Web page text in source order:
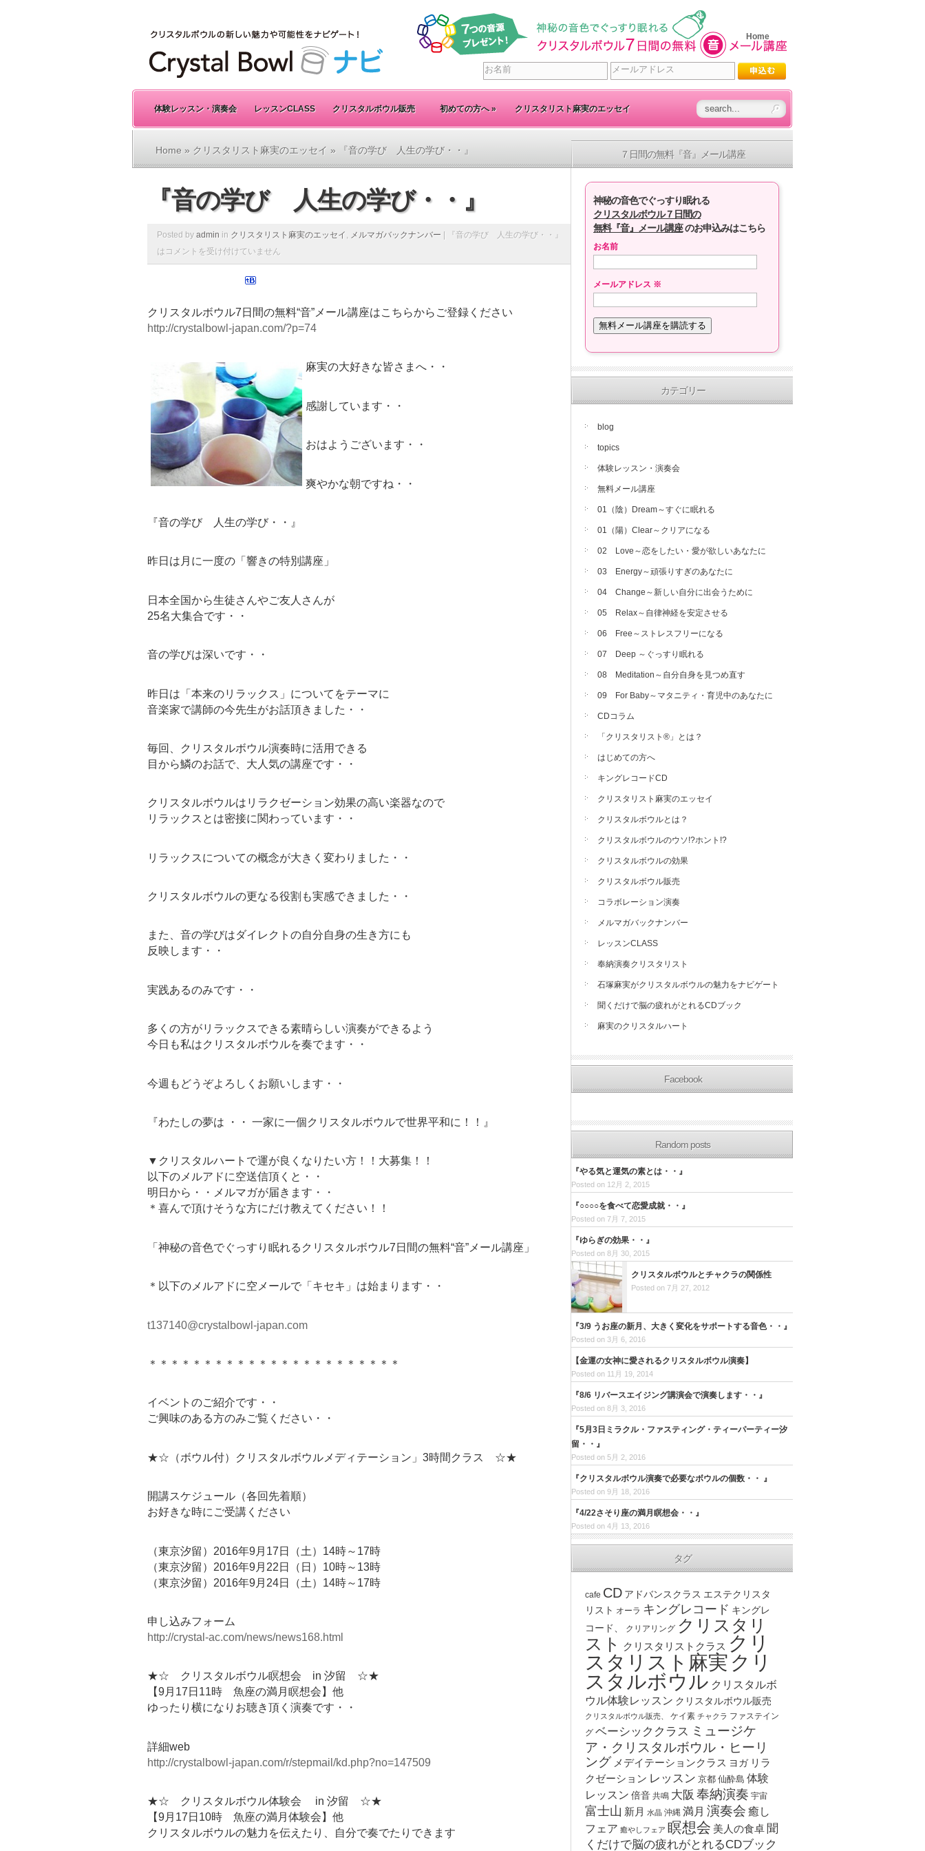
Home
体験レッスン・演奏会 レッスンCLASS クリスタルボウル販売 初めての方へ» クリスタリスト麻実のエッセイ
Home » クリスタリスト麻実のエッセイ » 『音の学び 人生の学び・・』
『音の学び 人生の学び・・』
Posted by admin in クリスタリスト麻実のエッセイ , メルマガバックナンバー
『音の学び 人生の学び・・』
は コメントを受け付けていません
クリスタルボウル7日間の無料“音”メール講座はこちらからご登録ください
http://crystalbowl-japan.com/?p=74
麻実の大好きな皆さまへ・・
感謝しています・・
おはようございます・・
爽やかな朝ですね・・
『音の学び 人生の学び・・』
昨日は月に一度の「響きの特別講座」
日本全国から生徒さんやご友人さんが
25名大集合です・・
音の学びは深いです・・
昨日は「本来のリラックス」についてをテーマに
音楽家で講師の今先生がお話頂きました・・
毎回、クリスタルボウル演奏時に活用できる
目から鱗のお話で、大人気の講座です・・
クリスタルボウルはリラクゼーション効果の高い楽器なので
リラックスとは密接に関わっています・・
リラックスについての概念が大きく変わりました・・
クリスタルボウルの更なる役割も実感できました・・
また、音の学びはダイレクトの自分自身の生き方にも
反映します・・
実践あるのみです・・
多くの方がリラックスできる素晴らしい演奏ができるよう
今日も私はクリスタルボウルを奏でます・・
今週もどうぞよろしくお願いします・・
『わたしの夢は ・・ 一家に一個クリスタルボウルで世界平和に！！』
▼クリスタルハートで運が良くなりたい方！！大募集！！
以下のメルアドに空送信頂くと・・
明日から・・メルマガが届きます・・
＊喜んで頂けそうな方にだけ教えてください！！
「神秘の音色でぐっすり眠れるクリスタルボウル7日間の無料“音”メール講座」
＊以下のメルアドに空メールで「キセキ」は始まります・・
t137140@crystalbowl-japan.com
＊＊＊＊＊＊＊＊＊＊＊＊＊＊＊＊＊＊＊＊＊＊＊
イベントのご紹介です・・
ご興味のある方のみご覧ください・・
★☆（ボウル付）クリスタルボウルメディテーション」3時間クラス ☆★
開講スケジュール（各回先着順）
お好きな時にご受講ください
（東京汐留）2016年9月17日（土）14時～17時
（東京汐留）2016年9月22日（日）10時～13時
（東京汐留）2016年9月24日（土）14時～17時
申し込みフォーム
http://crystal-ac.com/news/news168.html
★☆ クリスタルボウル瞑想会 in 汐留 ☆★
【9月17日11時 魚座の満月瞑想会】他
ゆったり横になりお聴き頂く演奏です・・
詳細web
http://crystalbowl-japan.com/r/stepmail/kd.php?no=147509
★☆ クリスタルボウル体験会 in 汐留 ☆★
【9月17日10時 魚座の満月体験会】他
クリスタルボウルの魅力を伝えたり、自分で奏でたりできます
７日間の無料『音』メール講座
神秘の音色でぐっすり眠れる
クリスタルボウル７日間の
無料『音』メール講座のお申込みはこちら
お名前
メールアドレス ※
カテゴリー
blog
topics
体験レッスン・演奏会
無料メール講座
01（陰）Dream～すぐに眠れる
01（陽）Clear～クリアになる
02 Love～恋をしたい・愛が欲しいあなたに
03 Energy～頑張りすぎのあなたに
04 Change～新しい自分に出会うために
05 Relax～自律神経を安定させる
06 Free～ストレスフリーになる
07 Deep ～ぐっすり眠れる
08 Meditation～自分自身を見つめ直す
09 For Baby～マタニティ・育児中のあなたに
CDコラム
「クリスタリスト®」とは？
はじめての方へ
キングレコードCD
クリスタリスト麻実のエッセイ
クリスタルボウルとは？
クリスタルボウルのウソ!?ホント!?
クリスタルボウルの効果
クリスタルボウル販売
コラボレーション演奏
メルマガバックナンバー
レッスンCLASS
奉納演奏クリスタリスト
石塚麻実がクリスタルボウルの魅力をナビゲート
聞くだけで脳の疲れがとれるCDブック
麻実のクリスタルハート
Facebook
Random posts
『やる気と運気の素とは・・』
Posted on 12月 2, 2015
『○○○○を食べて恋愛成就・・』
Posted on 7月 7, 2015
『ゆらぎの効果・・』
Posted on 8月 30, 2015
クリスタルボウルとチャクラの関係性
Posted on 7月 27, 2012
『3/9 うお座の新月、大きく変化をサポートする音色・・』
Posted on 3月 6, 2016
【金運の女神に愛されるクリスタルボウル演奏】
Posted on 11月 19, 2014
『8/6 リバースエイジング講演会で演奏します・・』
Posted on 8月 3, 2016
『5月3日ミラクル・ファスティング・ティーパーティー汐
留・・』
Posted on 5月 2, 2016
『クリスタルボウル演奏で必要なボウルの個数・・ 』
Posted on 9月 18, 2016
『4/22さそり座の満月瞑想会・・』
Posted on 4月 13, 2016
タグ
cafe CD アドバンスクラス エステクリスタ
リスト オーラ キングレコード キングレ
コード、
クリアリング クリスタリ
スト
クリスタリストクラス クリ
スタリスト麻実 クリ
スタルボウル クリスタルボ
ウル体験レッスン クリスタルボウル販売
クリスタルボウル販売、 ケイ素 チャクラ ファステイン
グ ベーシッククラス ミュージケ
ア・クリスタルボウル・ヒーリ
ング メデイテーションクラス ヨガ リラ
クゼーション レッスン 京都 仙酔島 体験
レッスン 倍音 共鳴 大阪 奉納演奏 宇宙
富士山 新月 水晶 沖縄 満月 演奏会 癒し
フェア 癒やしフェア 瞑想会 美人の食卓 聞
くだけで脳の疲れがとれるCDブック